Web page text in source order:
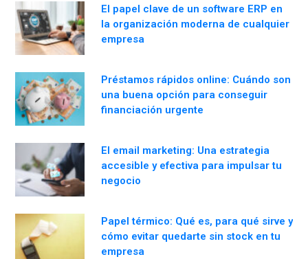
El papel clave de un software ERP en
la organización moderna de cualquier
empresa
Préstamos rápidos online: Cuándo son
una buena opción para conseguir
financiación urgente
El email marketing: Una estrategia
accesible y efectiva para impulsar tu
negocio
Papel térmico: Qué es, para qué sirve y
cómo evitar quedarte sin stock en tu
empresa